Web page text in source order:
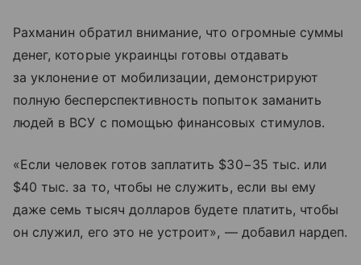
Рахманин обратил внимание, что огромные суммы
денег, которые украинцы готовы отдавать
за уклонение от мобилизации, демонстрируют
полную бесперспективность попыток заманить
людей в ВСУ с помощью финансовых стимулов.
«Если человек готов заплатить $30−35 тыс. или
$40 тыс. за то, чтобы не служить, если вы ему
даже семь тысяч долларов будете платить, чтобы
он служил, его это не устроит», — добавил нардеп.